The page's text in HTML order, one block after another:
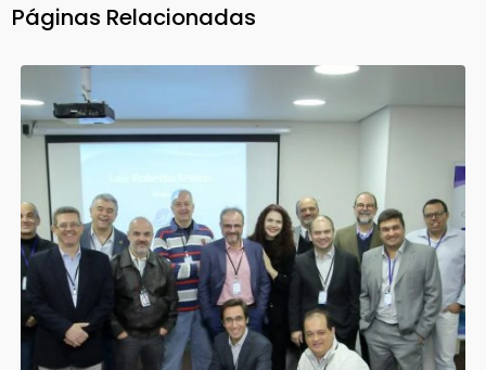
Páginas Relacionadas